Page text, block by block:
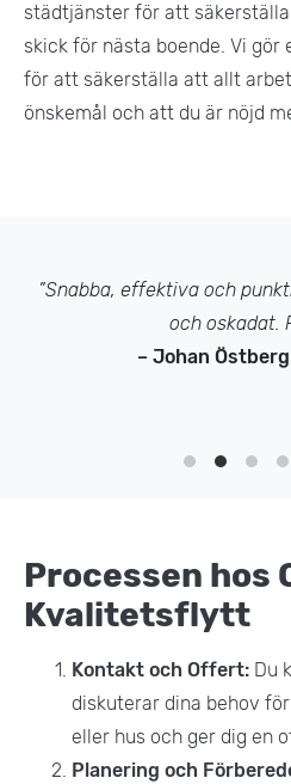
städtjänster för att
skick för nästa boende. Vi gör
för att säkerställa att allt
önskemål och att du är nöjd
”Snabba, effektiva och
och oskadat.
– Johan
Processen hos
Kvalitetsflytt
Kontakt och Offert: Du
diskuterar dina behov
eller hus och ger dig en
Planering och